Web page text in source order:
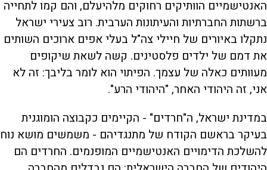
האנטישמיים הוותיקים רחוקים מלהיעלם, והם קמו לתחייה
ברשתות החברתיות והעיתונות הערבית. רוב צעירי ישראל
נתקלו באיורים של חיילי צה"ל בעלי אפים ארוכים השותים
את דמם של ילדים פלסטינים. קשה לשאת שיקופים
מעוותים כאלה של עצמך. הפיתוי הוא לומר בליבך: זה לא
אני, זה היהודי האחר, "היהודי הרע".
במדינת ישראל, ה"חרדים" - הקיימים כקבוצה הומוגנית
בעיקר בראשם הקודח של מתנגדיהם - משמשים מושא נוח
להשלכת הדימויים האנטישמיים המופנמים. החרדים הם